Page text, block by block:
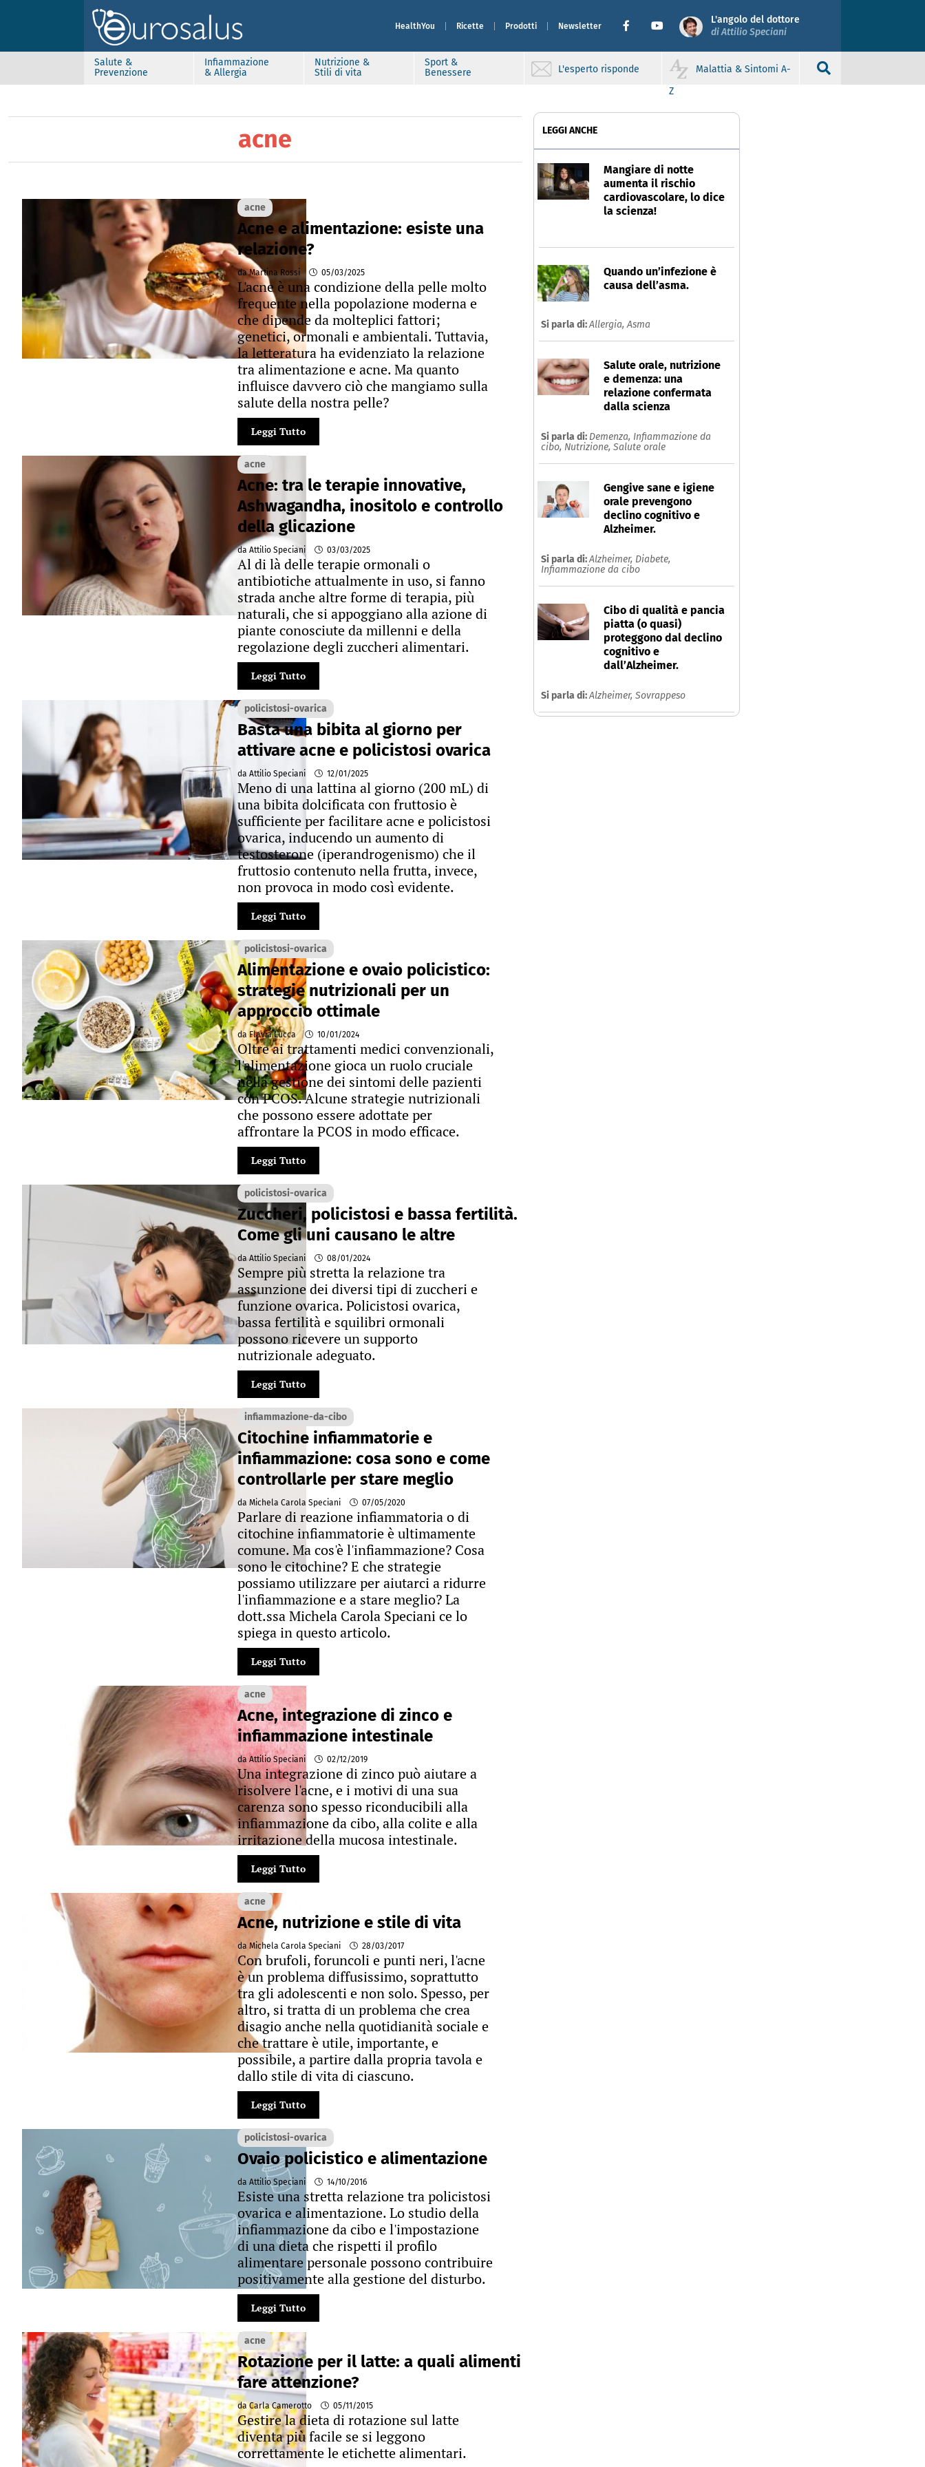
HealthYou Ricette Prodotti Newsletter
L'angolo del dottore
di Attilio Speciani
Salute &
Prevenzione
Infiammazione
& Allergia
Nutrizione &
Stili di vita
Sport &
Benessere
L'esperto risponde
Malattia & Sintomi A-
Z
acne
acne
Acne e alimentazione: esiste una
relazione?
da Martina Rossi 05/03/2025
L'acne è una condizione della pelle molto
frequente nella popolazione moderna e
che dipende da molteplici fattori;
genetici, ormonali e ambientali. Tuttavia,
la letteratura ha evidenziato la relazione
tra alimentazione e acne. Ma quanto
influisce davvero ciò che mangiamo sulla
salute della nostra pelle?
Leggi Tutto
acne
Acne: tra le terapie innovative,
Ashwagandha, inositolo e controllo
della glicazione
da Attilio Speciani 03/03/2025
Al di là delle terapie ormonali o
antibiotiche attualmente in uso, si fanno
strada anche altre forme di terapia, più
naturali, che si appoggiano alla azione di
piante conosciute da millenni e della
regolazione degli zuccheri alimentari.
Leggi Tutto
policistosi-ovarica
Basta una bibita al giorno per
attivare acne e policistosi ovarica
da Attilio Speciani 12/01/2025
Meno di una lattina al giorno (200 mL) di
una bibita dolcificata con fruttosio è
sufficiente per facilitare acne e policistosi
ovarica, inducendo un aumento di
testosterone (iperandrogenismo) che il
fruttosio contenuto nella frutta, invece,
non provoca in modo così evidente.
Leggi Tutto
policistosi-ovarica
Alimentazione e ovaio policistico:
strategie nutrizionali per un
approccio ottimale
da Flavia Lucca 10/01/2024
Oltre ai trattamenti medici convenzionali,
l'alimentazione gioca un ruolo cruciale
nella gestione dei sintomi delle pazienti
con PCOS. Alcune strategie nutrizionali
che possono essere adottate per
affrontare la PCOS in modo efficace.
Leggi Tutto
policistosi-ovarica
Zuccheri, policistosi e bassa fertilità.
Come gli uni causano le altre
da Attilio Speciani 08/01/2024
Sempre più stretta la relazione tra
assunzione dei diversi tipi di zuccheri e
funzione ovarica. Policistosi ovarica,
bassa fertilità e squilibri ormonali
possono ricevere un supporto
nutrizionale adeguato.
Leggi Tutto
infiammazione-da-cibo
Citochine infiammatorie e
infiammazione: cosa sono e come
controllarle per stare meglio
da Michela Carola Speciani 07/05/2020
Parlare di reazione infiammatoria o di
citochine infiammatorie è ultimamente
comune. Ma cos'è l'infiammazione? Cosa
sono le citochine? E che strategie
possiamo utilizzare per aiutarci a ridurre
l'infiammazione e a stare meglio? La
dott.ssa Michela Carola Speciani ce lo
spiega in questo articolo.
Leggi Tutto
acne
Acne, integrazione di zinco e
infiammazione intestinale
da Attilio Speciani 02/12/2019
Una integrazione di zinco può aiutare a
risolvere l'acne, e i motivi di una sua
carenza sono spesso riconducibili alla
infiammazione da cibo, alla colite e alla
irritazione della mucosa intestinale.
Leggi Tutto
acne
Acne, nutrizione e stile di vita
da Michela Carola Speciani 28/03/2017
Con brufoli, foruncoli e punti neri, l'acne
è un problema diffusissimo, soprattutto
tra gli adolescenti e non solo. Spesso, per
altro, si tratta di un problema che crea
disagio anche nella quotidianità sociale e
che trattare è utile, importante, e
possibile, a partire dalla propria tavola e
dallo stile di vita di ciascuno.
Leggi Tutto
policistosi-ovarica
Ovaio policistico e alimentazione
da Attilio Speciani 14/10/2016
Esiste una stretta relazione tra policistosi
ovarica e alimentazione. Lo studio della
infiammazione da cibo e l'impostazione
di una dieta che rispetti il profilo
alimentare personale possono contribuire
positivamente alla gestione del disturbo.
Leggi Tutto
acne
Rotazione per il latte: a quali alimenti
fare attenzione?
da Carla Camerotto 05/11/2015
Gestire la dieta di rotazione sul latte
diventa più facile se si leggono
correttamente le etichette alimentari.
LEGGI ANCHE
Mangiare di notte
aumenta il rischio
cardiovascolare, lo dice
la scienza!
Quando un’infezione è
causa dell’asma.
Si parla di:Allergia,Asma
Salute orale, nutrizione
e demenza: una
relazione confermata
dalla scienza
Si parla di: Demenza, Infiammazione da
cibo, Nutrizione, Salute orale
Gengive sane e igiene
orale prevengono
declino cognitivo e
Alzheimer.
Si parla di:Alzheimer, Diabete,
Infiammazione da cibo
Cibo di qualità e pancia
piatta (o quasi)
proteggono dal declino
cognitivo e
dall’Alzheimer.
Si parla di:Alzheimer, Sovrappeso